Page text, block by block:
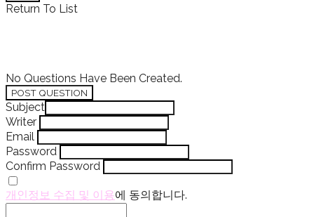
Return To List
No Questions Have Been Created.
POST QUESTION
Subject
Writer
Email
Password
Confirm Password
개인정보 수집 및 이용에 동의합니다.